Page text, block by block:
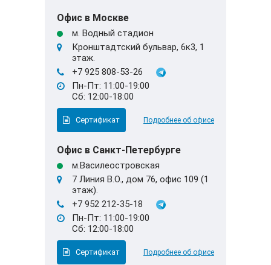
Офис в Москве
м. Водный стадион
Кронштадтский бульвар, 6к3, 1
этаж.
+7 925 808-53-26
Пн-Пт: 11:00-19:00
Сб: 12:00-18:00
Сертификат Подробнее об офисе
Офис в Санкт-Петербурге
м.Василеостровская
7 Линия В.О., дом 76, офис 109 (1
этаж).
+7 952 212-35-18
Пн-Пт: 11:00-19:00
Сб: 12:00-18:00
Сертификат Подробнее об офисе